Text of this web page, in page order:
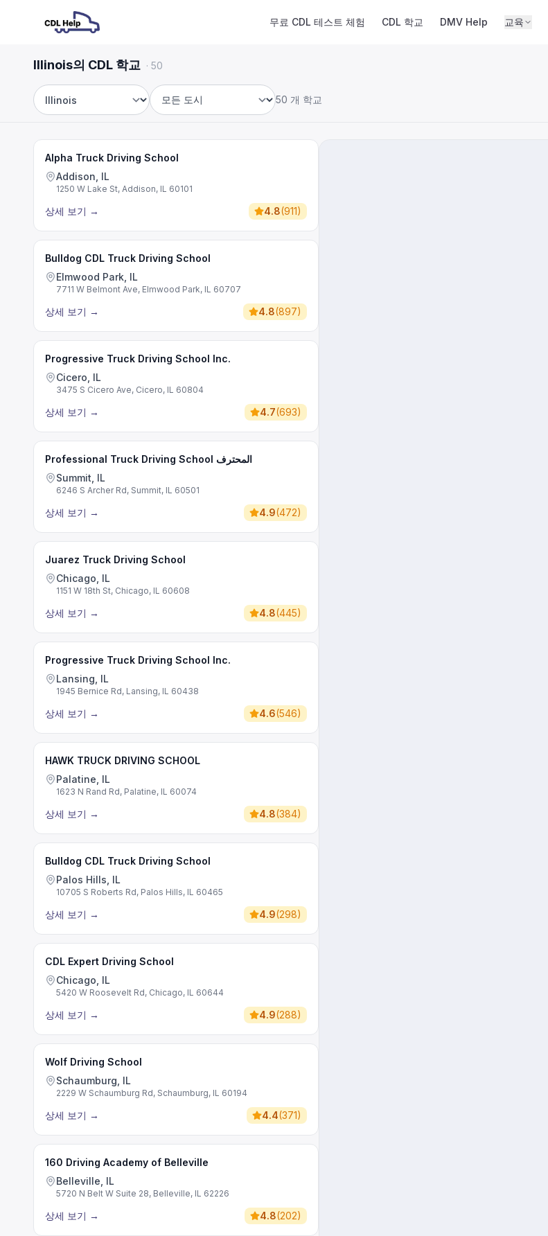
무료 CDL 테스트 체험 CDL 학교 DMV Help 교육
Illinois의 CDL 학교 · 50
주 도시
50 개 학교
Alpha Truck Driving School
Addison, IL
1250 W Lake St, Addison, IL 60101
상세 보기 → 4.8(911)
Bulldog CDL Truck Driving School
Elmwood Park, IL
7711 W Belmont Ave, Elmwood Park, IL 60707
상세 보기 → 4.8(897)
Progressive Truck Driving School Inc.
Cicero, IL
3475 S Cicero Ave, Cicero, IL 60804
상세 보기 → 4.7(693)
Professional Truck Driving School المحترف
Summit, IL
6246 S Archer Rd, Summit, IL 60501
상세 보기 → 4.9(472)
Juarez Truck Driving School
Chicago, IL
1151 W 18th St, Chicago, IL 60608
상세 보기 → 4.8(445)
Progressive Truck Driving School Inc.
Lansing, IL
1945 Bernice Rd, Lansing, IL 60438
상세 보기 → 4.6(546)
HAWK TRUCK DRIVING SCHOOL
Palatine, IL
1623 N Rand Rd, Palatine, IL 60074
상세 보기 → 4.8(384)
Bulldog CDL Truck Driving School
Palos Hills, IL
10705 S Roberts Rd, Palos Hills, IL 60465
상세 보기 → 4.9(298)
CDL Expert Driving School
Chicago, IL
5420 W Roosevelt Rd, Chicago, IL 60644
상세 보기 → 4.9(288)
Wolf Driving School
Schaumburg, IL
2229 W Schaumburg Rd, Schaumburg, IL 60194
상세 보기 → 4.4(371)
160 Driving Academy of Belleville
Belleville, IL
5720 N Belt W Suite 28, Belleville, IL 62226
상세 보기 → 4.8(202)